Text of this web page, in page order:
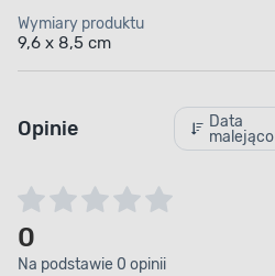
Wymiary produktu
9,6 x 8,5 cm
Opinie
Data
malejąco
0
Na podstawie 0 opinii